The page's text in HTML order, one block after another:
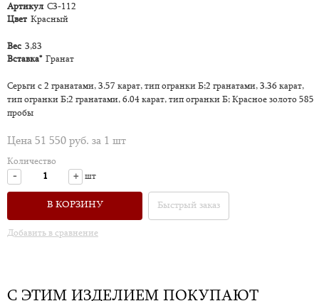
Артикул С3-112
Цвет Красный
Вес 3,83
Вставка* Гранат
Серьги с 2 гранатами, 3.57 карат, тип огранки Б;2 гранатами, 3.36 карат,
тип огранки Б;2 гранатами, 6.04 карат, тип огранки Б; Красное золото 585
пробы
Цена 51 550 руб. за 1 шт
Количество
-
+ шт
В КОРЗИНУ Быстрый заказ
Добавить в сравнение
С ЭТИМ ИЗДЕЛИЕМ ПОКУПАЮТ